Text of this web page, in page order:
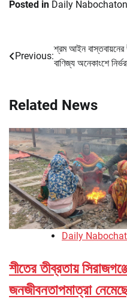
Posted in Daily
Post
navigation
Previous:
শ্রম আইন বাস্তবায়নের
বাণিজ্য অনেকাংশে
Related News
Daily
শীতের তীব্রতায়
জনজীবনতাপমাত্রা